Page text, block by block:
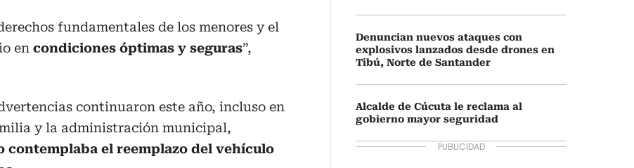
fundamentales de los menores y el
en condiciones óptimas y seguras”,
continuaron este año, incluso en
y la administración municipal,
contemplaba el reemplazo del vehículo
Denuncian nuevos ataques con
explosivos lanzados desde drones en
Tibú, Norte de Santander
Alcalde de Cúcuta le reclama al
gobierno mayor seguridad